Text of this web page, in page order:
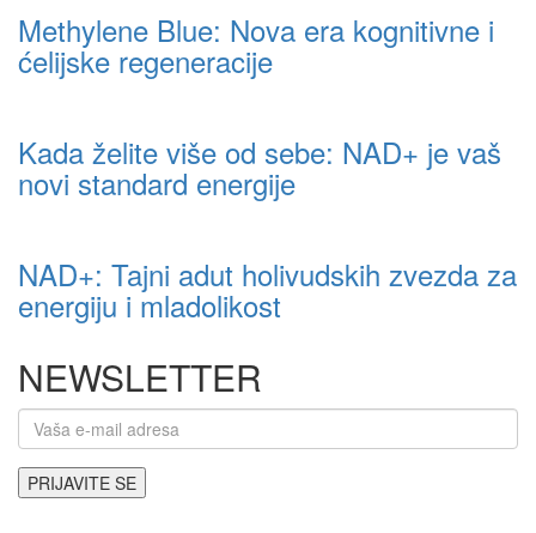
Methylene Blue: Nova era kognitivne i
ćelijske regeneracije
Kada želite više od sebe: NAD+ je vaš
novi standard energije
NAD+: Tajni adut holivudskih zvezda za
energiju i mladolikost
NEWSLETTER